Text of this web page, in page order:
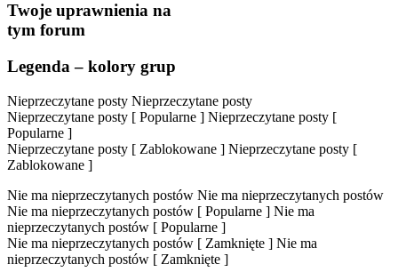
Twoje uprawnienia na
tym forum
Legenda – kolory grup
Nieprzeczytane posty Nieprzeczytane posty
Nieprzeczytane posty [ Popularne ] Nieprzeczytane posty [
Popularne ]
Nieprzeczytane posty [ Zablokowane ] Nieprzeczytane posty [
Zablokowane ]
Nie ma nieprzeczytanych postów Nie ma nieprzeczytanych postów
Nie ma nieprzeczytanych postów [ Popularne ] Nie ma
nieprzeczytanych postów [ Popularne ]
Nie ma nieprzeczytanych postów [ Zamknięte ] Nie ma
nieprzeczytanych postów [ Zamknięte ]